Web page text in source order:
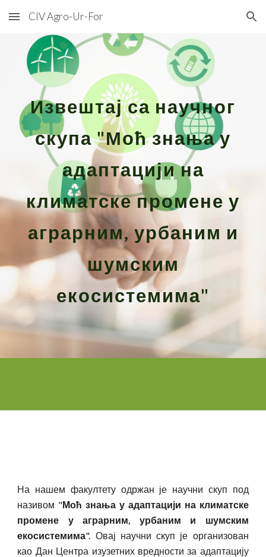
Skip to main content Skip to navigation
CIV Agro-Ur-For
Извештај са научног
скупа "Моћ знања у
адаптацији на
климатске промене у
аграрним, урбаним и
шумским
екосистемима"
На нашем факултету одржан је научни скуп под
називом "Моћ знања у адаптацији на климатске
промене у аграрним, урбаним и шумским
екосистемима". Овај научни скуп је организован
као Дан Центра изузетних вредности за адаптацију